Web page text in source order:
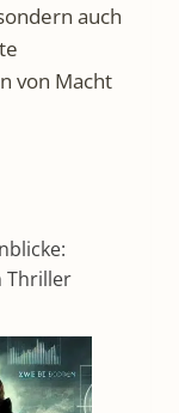
auch
von Macht
Thriller